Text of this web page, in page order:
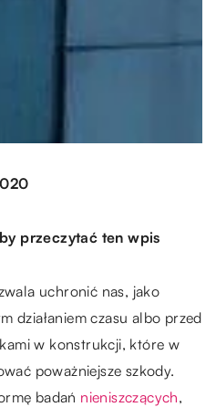
przeczytać ten wpis
uchronić nas, jako
działaniem czasu albo przed
w konstrukcji, które w
poważniejsze szkody.
badań nieniszczących,